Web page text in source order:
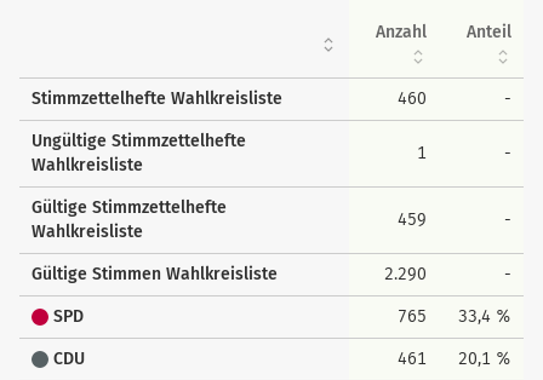
Anzahl Anteil
Stimmzettelhefte Wahlkreisliste 460 -
Ungültige Stimmzettelhefte
Wahlkreisliste
1 -
Gültige Stimmzettelhefte
Wahlkreisliste
459 -
Gültige Stimmen Wahlkreisliste 2.290 -
SPD 765 33,4 %
CDU 461 20,1 %